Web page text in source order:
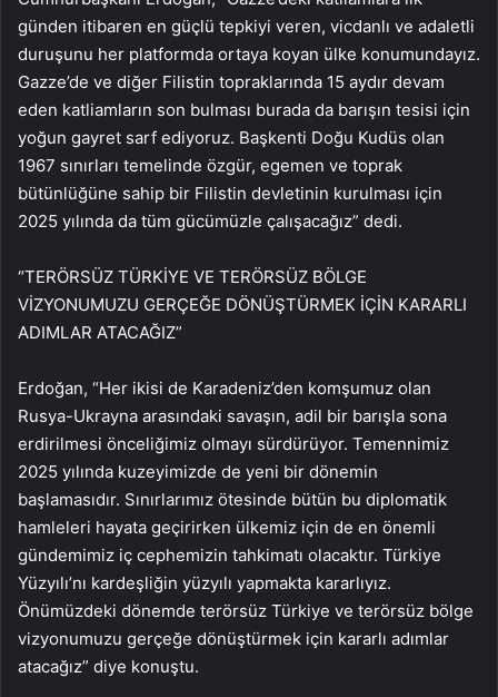
günden itibaren en güçlü tepkiyi veren, vicdanlı ve adaletli
duruşunu her platformda ortaya koyan ülke konumundayız.
Gazze’de ve diğer Filistin topraklarında 15 aydır devam
eden katliamların son bulması burada da barışın tesisi için
yoğun gayret sarf ediyoruz. Başkenti Doğu Kudüs olan
1967 sınırları temelinde özgür, egemen ve toprak
bütünlüğüne sahip bir Filistin devletinin kurulması için
2025 yılında da tüm gücümüzle çalışacağız” dedi.
“TERÖRSÜZ TÜRKİYE VE TERÖRSÜZ BÖLGE
VİZYONUMUZU GERÇEĞE DÖNÜŞTÜRMEK İÇİN KARARLI
ADIMLAR ATACAĞIZ”
Erdoğan, “Her ikisi de Karadeniz’den komşumuz olan
Rusya-Ukrayna arasındaki savaşın, adil bir barışla sona
erdirilmesi önceliğimiz olmayı sürdürüyor. Temennimiz
2025 yılında kuzeyimizde de yeni bir dönemin
başlamasıdır. Sınırlarımız ötesinde bütün bu diplomatik
hamleleri hayata geçirirken ülkemiz için de en önemli
gündemimiz iç cephemizin tahkimatı olacaktır. Türkiye
Yüzyılı’nı kardeşliğin yüzyılı yapmakta kararlıyız.
Önümüzdeki dönemde terörsüz Türkiye ve terörsüz bölge
vizyonumuzu gerçeğe dönüştürmek için kararlı adımlar
atacağız” diye konuştu.